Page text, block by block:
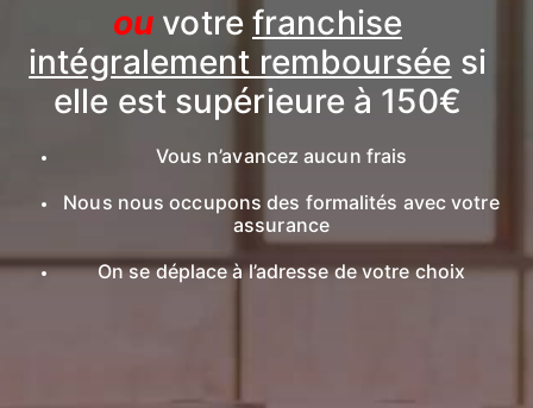
ou votre franchise
intégralement remboursée si
elle est supérieure à 150€
Vous n’avancez aucun frais
Nous nous occupons des formalités avec votre
assurance
On se déplace à l’adresse de votre choix